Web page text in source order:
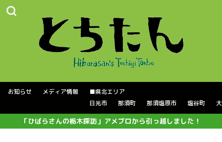
お知らせ メディア情報
■県北エリア
日光市
那須町 那須塩原市 塩谷町
「ひばらさんの栃木探訪」アメブロから引っ越しました！